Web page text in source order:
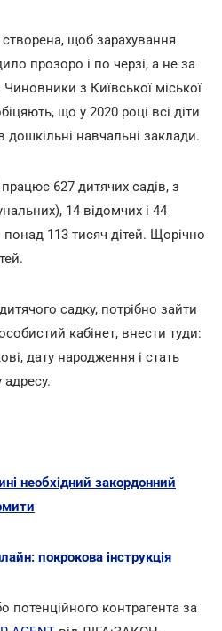
щоб зарахування
прозоро і по черзі, а не за
Чиновники з Київської міської
що у 2020 році всі діти
дошкільні навчальні заклади.
627 дитячих садів, з
14 відомчих і 44
113 тисяч дітей. Щорічно
садку, потрібно зайти
кабінет, внести туди:
дату народження і стать
необхідний закордонний
покрокова інструкція
потенційного контрагента за